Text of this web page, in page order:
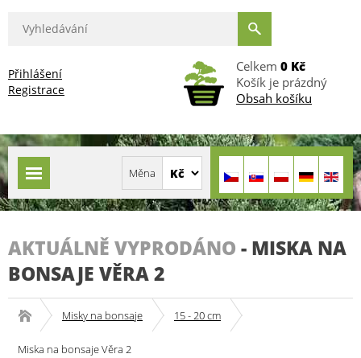
Přihlášení
Registrace
Celkem 0 Kč
Košík je prázdný
Obsah košíku
AKTUÁLNĚ VYPRODÁNO - MISKA NA
BONSAJE VĚRA 2
Misky na bonsaje 15 - 20 cm
Miska na bonsaje Věra 2